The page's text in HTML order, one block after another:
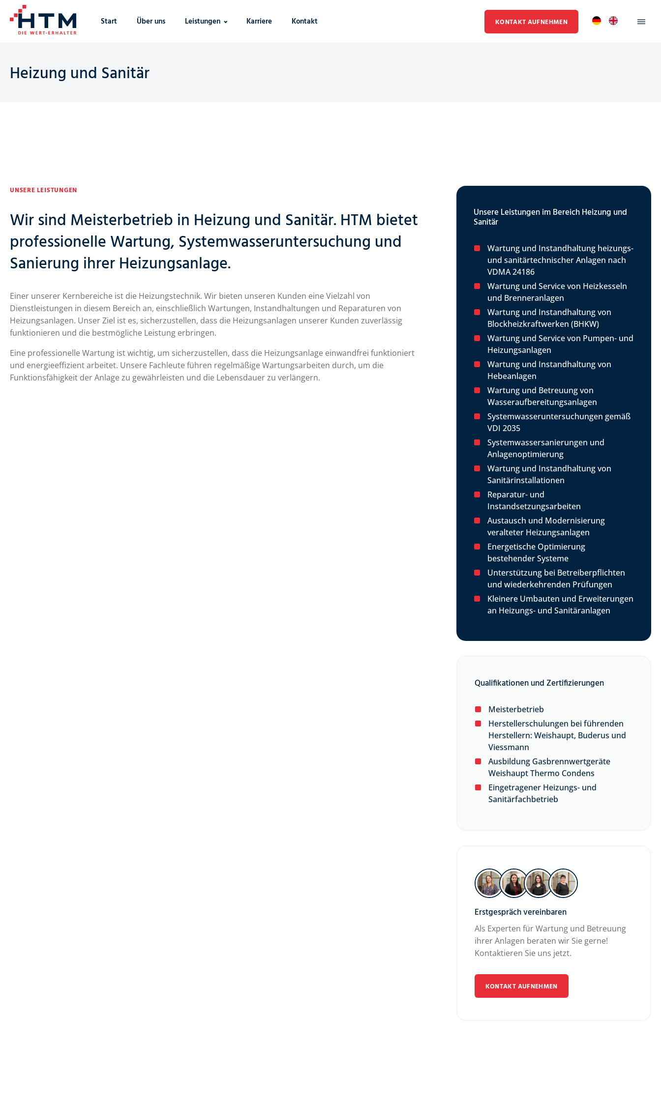
Start Über uns Leistungen Karriere Kontakt KONTAKT AUFNEHMEN
Heizung und Sanitär
UNSERE LEISTUNGEN
Wir sind Meisterbetrieb in Heizung und Sanitär. HTM bietet
professionelle Wartung, Systemwasseruntersuchung und
Sanierung ihrer Heizungsanlage.
Einer unserer Kernbereiche ist die Heizungstechnik. Wir bieten unseren Kunden eine Vielzahl von
Dienstleistungen in diesem Bereich an, einschließlich Wartungen, Instandhaltungen und Reparaturen von
Heizungsanlagen. Unser Ziel ist es, sicherzustellen, dass die Heizungsanlagen unserer Kunden zuverlässig
funktionieren und die bestmögliche Leistung erbringen.
Eine professionelle Wartung ist wichtig, um sicherzustellen, dass die Heizungsanlage einwandfrei funktioniert
und energieeffizient arbeitet. Unsere Fachleute führen regelmäßige Wartungsarbeiten durch, um die
Funktionsfähigkeit der Anlage zu gewährleisten und die Lebensdauer zu verlängern.
Unsere Leistungen im Bereich Heizung und
Sanitär
Wartung und Instandhaltung heizungs-
und sanitärtechnischer Anlagen nach
VDMA 24186
Wartung und Service von Heizkesseln
und Brenneranlagen
Wartung und Instandhaltung von
Blockheizkraftwerken (BHKW)
Wartung und Service von Pumpen- und
Heizungsanlagen
Wartung und Instandhaltung von
Hebeanlagen
Wartung und Betreuung von
Wasseraufbereitungsanlagen
Systemwasseruntersuchungen gemäß
VDI 2035
Systemwassersanierungen und
Anlagenoptimierung
Wartung und Instandhaltung von
Sanitärinstallationen
Reparatur- und
Instandsetzungsarbeiten
Austausch und Modernisierung
veralteter Heizungsanlagen
Energetische Optimierung
bestehender Systeme
Unterstützung bei Betreiberpflichten
und wiederkehrenden Prüfungen
Kleinere Umbauten und Erweiterungen
an Heizungs- und Sanitäranlagen
Qualifikationen und Zertifizierungen
Meisterbetrieb
Herstellerschulungen bei führenden
Herstellern: Weishaupt, Buderus und
Viessmann
Ausbildung Gasbrennwertgeräte
Weishaupt Thermo Condens
Eingetragener Heizungs- und
Sanitärfachbetrieb
Erstgespräch vereinbaren
Als Experten für Wartung und Betreuung
ihrer Anlagen beraten wir Sie gerne!
Kontaktieren Sie uns jetzt.
KONTAKT AUFNEHMEN